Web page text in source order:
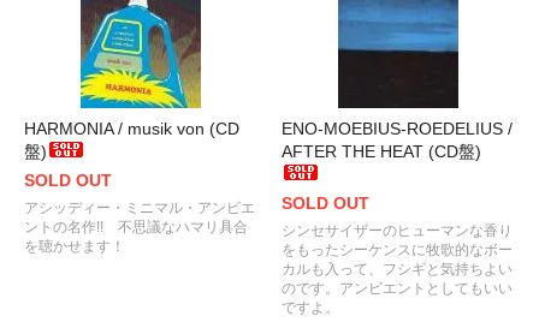
HARMONIA / musik von (CD
盤)
SOLD OUT
アシッディー・ミニマル・アンビエ
ントの名作!! 不思議なハマリ具合
を聴かせます！
ENO-MOEBIUS-ROEDELIUS /
AFTER THE HEAT (CD盤)
SOLD OUT
シンセサイザーのヒューマンな香り
をもったシーケンスに牧歌的なボー
カルも入って、フシギと気持ちよい
のです。アンビエントとしてもいい
ですよ。